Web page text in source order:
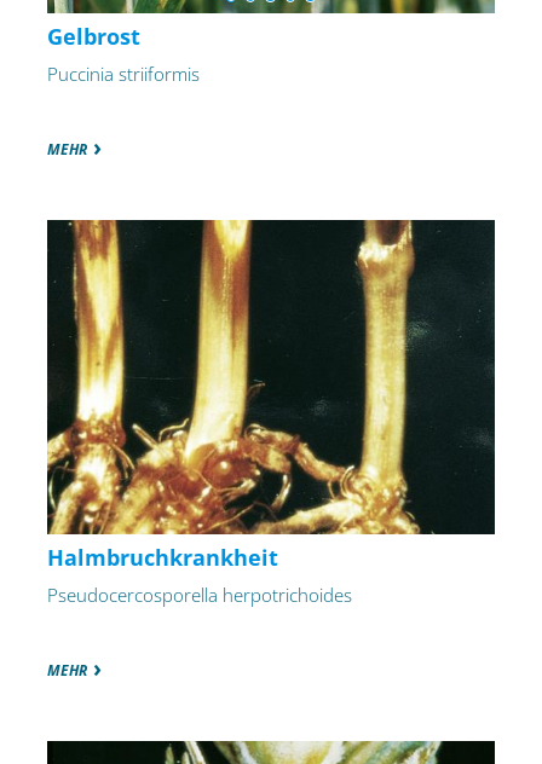
Gelbrost
Puccinia striiformis
MEHR
Halmbruchkrankheit
Pseudocercosporella herpotrichoides
MEHR